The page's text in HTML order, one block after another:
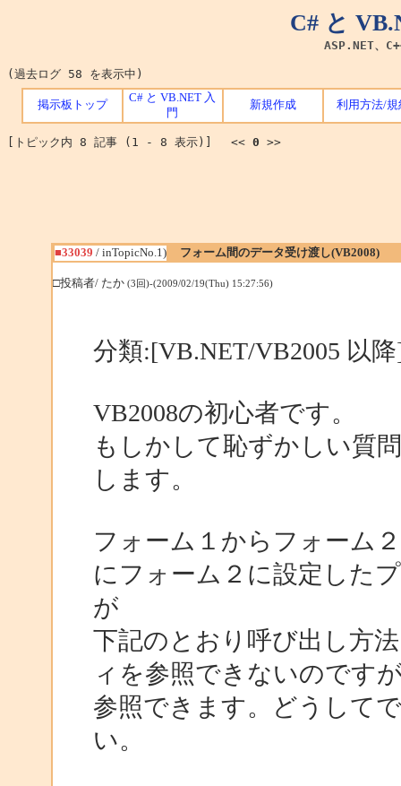
C# と
ASP.NET、
(過去ログ 58 を表示中)
掲示板トップ
C# と VB.NET 入
門
新規作成 利用方法/規
[トピック内 8 記事 (1 - 8 表示)] << 0 >>
■33039 / inTopicNo.1) フォーム間のデータ受け渡し(VB2008)
□投稿者/ たか (3回)-(2009/02/19(Thu) 15:27:56)
分類:[VB.NET/VB2005 以
VB2008の初心者です。
もしかして恥ずかしい質
します。
フォーム１からフォーム
にフォーム２に設定した
が
下記のとおり呼び出し方
ィを参照できないのです
参照できます。どうして
い。